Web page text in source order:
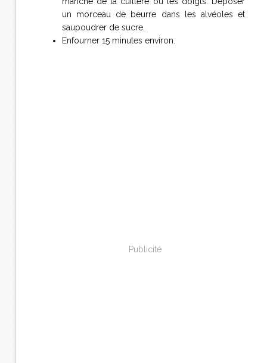
un morceau de beurre dans les alvéoles et
saupoudrer de sucre.
Enfourner 15 minutes environ.
Publicité